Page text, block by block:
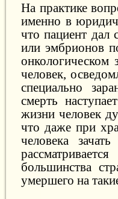
На практике
именно в
что пациент дал
или эмбрионов
онкологическом
человек,
специально
смерть
жизни человек
что даже при
человека
большинства
умершего на